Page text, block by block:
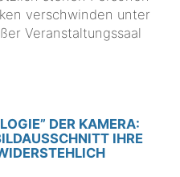
verschwinden unter
Veranstaltungssaal
DER KAMERA:
IHRE